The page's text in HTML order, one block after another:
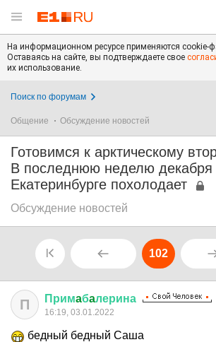
На информационном ресурсе применяются cookie-
Оставаясь на сайте, вы подтверждаете свое
их использование.
Поиск по форумам
Общение Обсуждение новостей
Готовимся к арктическому
В последнюю неделю декабря
Екатеринбурге похолодает
Обсуждение новостей
102
П Примaбaлерина
16:19, 03.01.2022
бедный бедный Саша